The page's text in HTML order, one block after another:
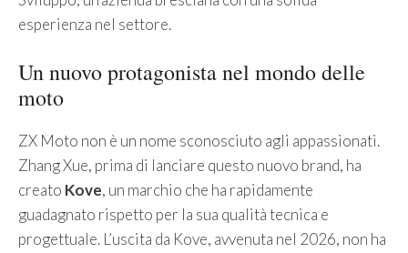
esperienza nel settore.
Un nuovo protagonista nel mondo delle
moto
ZX Moto non è un nome sconosciuto agli appassionati.
Zhang Xue, prima di lanciare questo nuovo brand, ha
creato Kove, un marchio che ha rapidamente
guadagnato rispetto per la sua qualità tecnica e
progettuale. L’uscita da Kove, avvenuta nel 2026, non ha